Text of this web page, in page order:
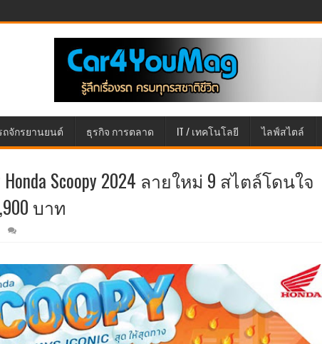
ถจักรยานยนต์ ธุรกิจ การตลาด IT / เทคโนโลยี ไลฟ์สไตล์
Honda Scoopy 2024 ลายใหม่ 9 สไตล์โดนใจ
บาท